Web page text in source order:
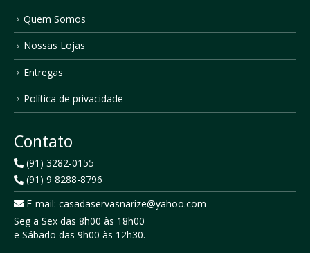
Quem Somos
Nossas Lojas
Entregas
Política de privacidade
Contato
(91) 3282-0155
(91) 9 8288-8796
E-mail: casadaservasnarize@yahoo.com
Seg a Sex das 8h00 às 18h00
e Sábado das 9h00 às 12h30.